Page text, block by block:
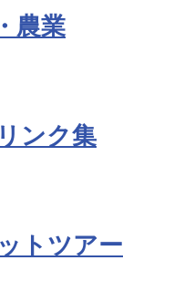
農業
ンク集
トツアー